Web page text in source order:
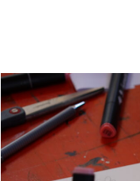
La modification de la